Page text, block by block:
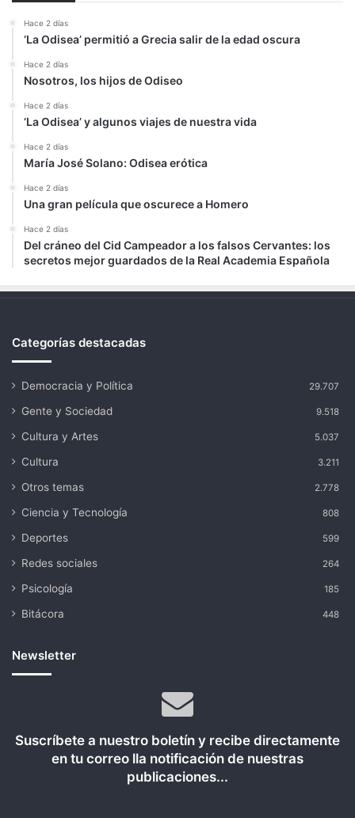
Hace 2 días
‘La Odisea’ permitió a Grecia salir de la edad oscura
Hace 2 días
Nosotros, los hijos de Odiseo
Hace 2 días
‘La Odisea’ y algunos viajes de nuestra vida
Hace 2 días
María José Solano: Odisea erótica
Hace 2 días
Una gran película que oscurece a Homero
Hace 2 días
Del cráneo del Cid Campeador a los falsos Cervantes: los
secretos mejor guardados de la Real Academia Española
Categorías destacadas
Democracia y Política 29.707
Gente y Sociedad 9.518
Cultura y Artes 5.037
Cultura 3.211
Otros temas 2.778
Ciencia y Tecnología 808
Deportes 599
Redes sociales 264
Psicología 185
Bitácora 448
Newsletter
Suscríbete a nuestro boletín y recibe directamente
en tu correo lla notificación de nuestras
publicaciones...